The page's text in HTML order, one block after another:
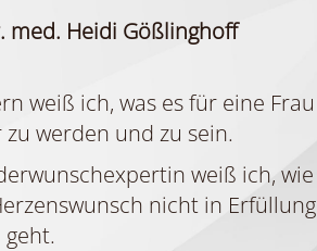
med. Heidi Gößlinghoff
weiß ich, was es für eine Frau
werden und zu sein.
weiß ich, wie
nicht in Erfüllung
geht.